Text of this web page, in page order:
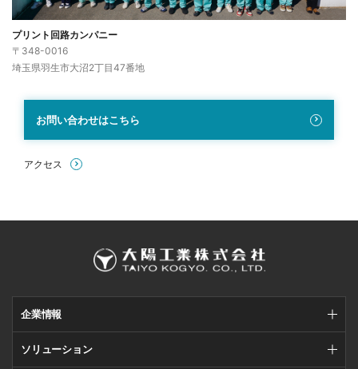
プリント回路カンパニー
〒348-0016
埼玉県羽生市大沼2丁目47番地
お問い合わせはこちら
アクセス
企業情報
ソリューション